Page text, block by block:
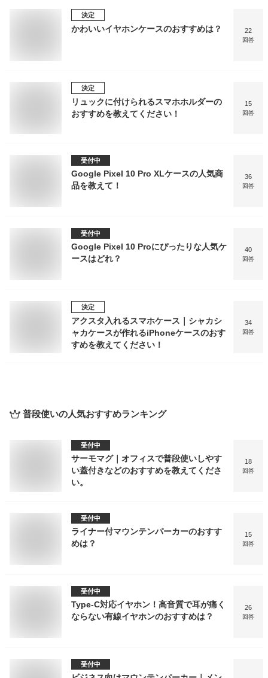
決定
かわいいイヤホンケースのおすすめは？ 22
回答
決定
リュックに付けられるスマホホルダーの
おすすめを教えてください！
15
回答
受付中
Google Pixel 10 Pro XLケースの人気商
品を教えて！
36
回答
受付中
Google Pixel 10 Proにぴったりな人気ケ
ースはどれ？
40
回答
決定
アクスタ入れるスマホケース｜シャカシ
ャカケースが作れるiPhoneケースのおす
すめを教えてください！
34
回答
普段使いの人気おすすめランキング
受付中
サーモマグ｜オフィスで普段使いしやす
い蓋付きなどのおすすめを教えてくださ
い。
18
回答
受付中
ライナー付マウンテンパーカーのおすす
めは？
15
回答
受付中
Type-C対応イヤホン！高音質で耳が痛く
ならない有線イヤホンのおすすめは？
26
回答
受付中